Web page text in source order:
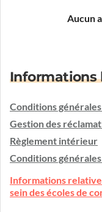
Aucun
Informations
Conditions
Gestion des
Règlement intérieur
Conditions
Informations
sein des écoles de